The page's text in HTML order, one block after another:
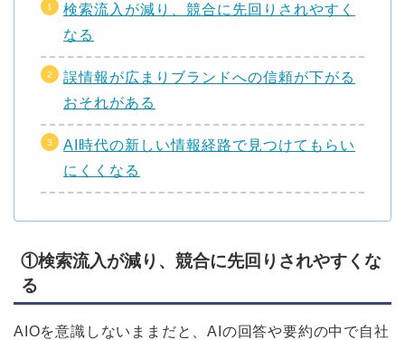
検索流入が減り、競合に先回りされやすく
なる
誤情報が広まりブランドへの信頼が下がる
おそれがある
AI時代の新しい情報経路で見つけてもらい
にくくなる
①検索流入が減り、競合に先回りされやすくな
る
AIOを意識しないままだと、AIの回答や要約の中で自社